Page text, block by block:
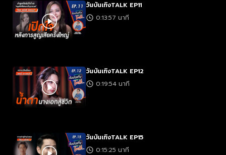
วันบันเทิงTALK EP11
0:13:57 นาที
วันบันเทิงTALK EP12
0:19:54 นาที
วันบันเทิงTALK EP15
0:15:25 นาที